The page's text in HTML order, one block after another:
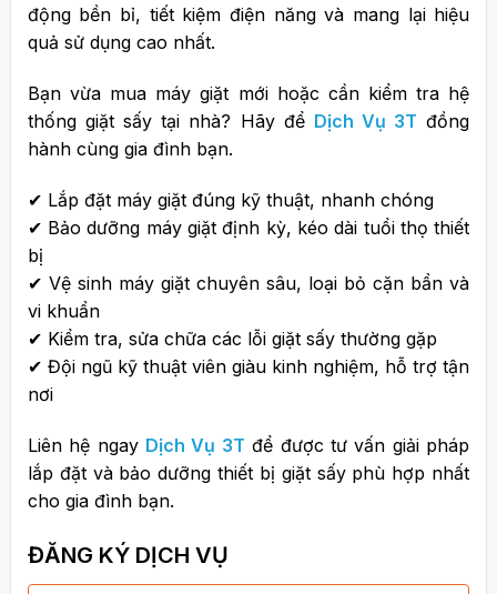
động bền bỉ, tiết kiệm điện năng và mang lại hiệu
quả sử dụng cao nhất.
Bạn vừa mua máy giặt mới hoặc cần kiểm tra hệ
thống giặt sấy tại nhà? Hãy để Dịch Vụ 3T đồng
hành cùng gia đình bạn.
✔ Lắp đặt máy giặt đúng kỹ thuật, nhanh chóng
✔ Bảo dưỡng máy giặt định kỳ, kéo dài tuổi thọ thiết
bị
✔ Vệ sinh máy giặt chuyên sâu, loại bỏ cặn bẩn và
vi khuẩn
✔ Kiểm tra, sửa chữa các lỗi giặt sấy thường gặp
✔ Đội ngũ kỹ thuật viên giàu kinh nghiệm, hỗ trợ tận
nơi
Liên hệ ngay Dịch Vụ 3T để được tư vấn giải pháp
lắp đặt và bảo dưỡng thiết bị giặt sấy phù hợp nhất
cho gia đình bạn.
ĐĂNG KÝ DỊCH VỤ